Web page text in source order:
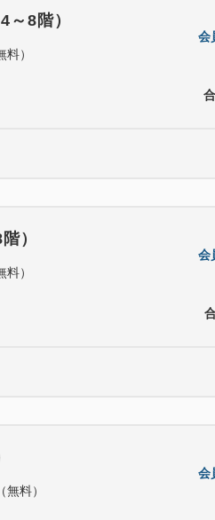
なります。
仕入状況により異なります。
レストラン「HARBOR’S W
たします。
。当日のご案内となります。
ルフリーフロー(飲み放題)付
としてご提供いたします。
ンクのフリーフローは宿泊
会
8階）
）
会
）
）
会
料）